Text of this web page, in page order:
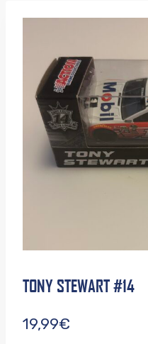
TONY STEWART #14
19,99€